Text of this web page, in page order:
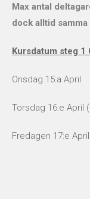
Max antal
dock alltid
Kursdatum steg 1
Onsdag 15:a April
Torsdag 16:e April
Fredagen 17:e